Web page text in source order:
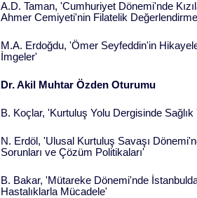
A.D. Taman, 'Cumhuriyet Dönemi'nde
Ahmer Cemiyeti'nin Filatelik
M.A. Erdoğdu, 'Ömer Seyfeddin'in
İmgeler'
Dr. Akil Muhtar Özden Oturumu
B. Koçlar, 'Kurtuluş Yolu Dergisinde Sağlık
N. Erdöl, 'Ulusal Kurtuluş Savaşı
Sorunları ve Çözüm Politikaları'
B. Bakar, 'Mütareke Dönemi'nde
Hastalıklarla Mücadele'